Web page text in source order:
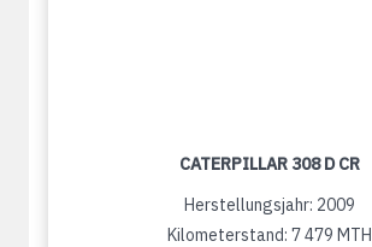
CATERPILLAR 308 D CR
Herstellungsjahr: 2009
Kilometerstand: 7 479 MTH